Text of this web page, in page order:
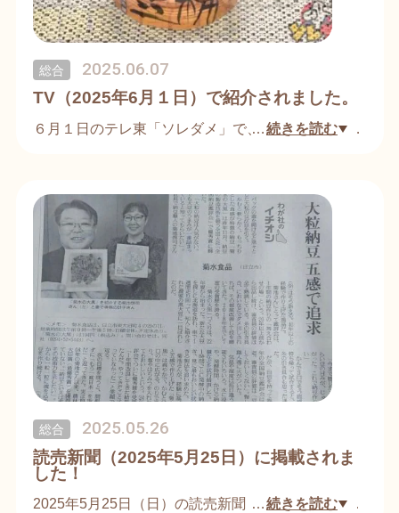
日立の納豆屋菊水食品としては、初のｗ受賞とな
り、今回の受賞で、通算10度目となり、有識者から
高い評価を頂いています。
総合 2025.06.07
TV（2025年6月１日）で紹介されました。
６月１日のテレ東「ソレダメ」で、ローカル人気商
日立市内で、子ども達にインタビューをとり､忖度
の無い子ども達の意見が紹介されました。
納豆特有の臭いを出さない､食べやすい納豆づくり
を目指してきた菊水食品 としては､子ども達に評価
されて嬉しい限りです。
…続きを読む
総合 2025.05.26
読売新聞（2025年5月25日）に掲載されま
した！
2025年5月25日（日）の読売新聞（全国版）にて、
…続きを読む